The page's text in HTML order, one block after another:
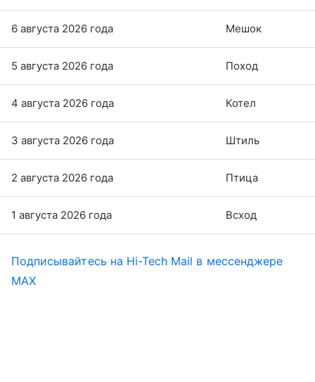
6 августа 2026 года Мешок
5 августа 2026 года Поход
4 августа 2026 года Котел
3 августа 2026 года Штиль
2 августа 2026 года Птица
1 августа 2026 года Всход
Подписывайтесь на Hi-Tech Mail в мессенджере
MAX